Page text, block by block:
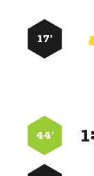
17’
:
44’